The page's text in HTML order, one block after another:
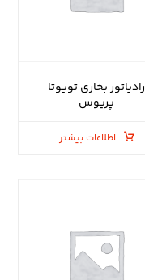
رادیاتور بخاری تویوتا
پریوس
اطلاعات بیشتر